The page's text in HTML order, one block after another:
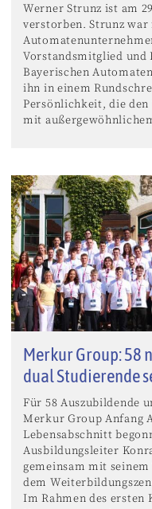
Werner Strunz ist am
verstorben. Strunz
Vorstandsmitglied und
Bayerischen
ihn in einem
Persönlichkeit, die den
mit
Merkur Group: 58
dual Studierende
Für 58 Auszubildende
Merkur Group Anfang
Lebensabschnitt
Ausbildungsleiter
gemeinsam mit seinem
dem
Im Rahmen des ersten